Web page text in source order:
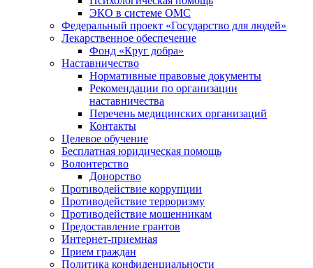
ЭКО в системе ОМС
Федеральный проект «Государство для людей»
Лекарственное обеспечение
Фонд «Круг добра»
Наставничество
Нормативные правовые документы
Рекомендации по организации
наставничества
Перечень медицинских организаций
Контакты
Целевое обучение
Бесплатная юридическая помощь
Волонтерство
Донорство
Противодействие коррупции
Противодействие терроризму
Противодействие мошенникам
Предоставление грантов
Интернет-приемная
Прием граждан
Политика конфиденциальности